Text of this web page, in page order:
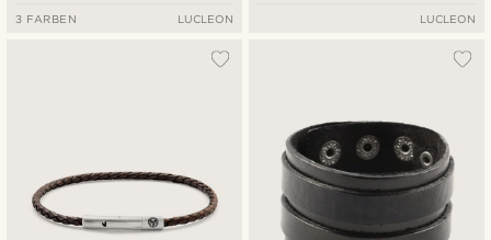
3 FARBEN LUCLEON LUCLEON